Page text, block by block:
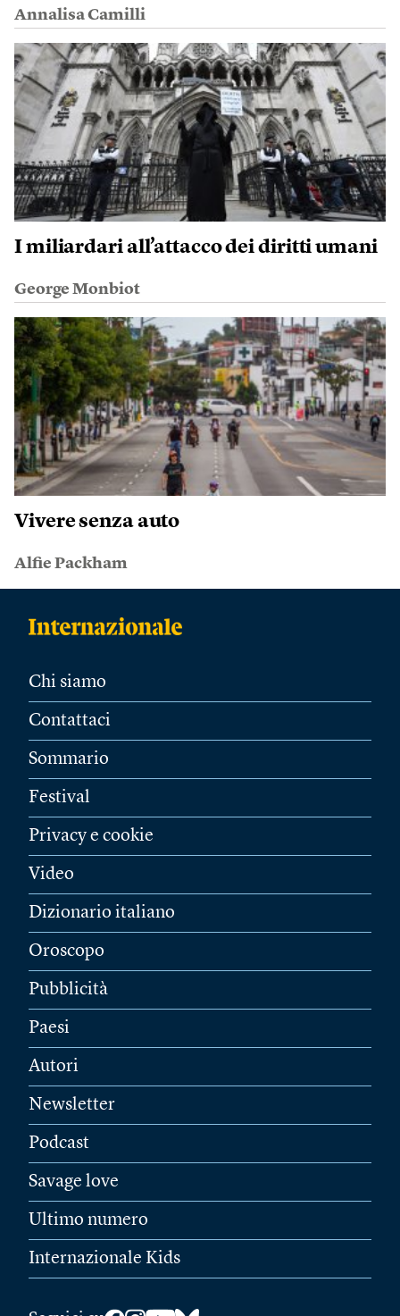
Annalisa Camilli
I miliardari all’attacco dei diritti umani
George Monbiot
Vivere senza auto
Alfie Packham
Chi siamo
Contattaci
Sommario
Festival
Privacy e cookie
Video
Dizionario italiano
Oroscopo
Pubblicità
Paesi
Autori
Newsletter
Podcast
Savage love
Ultimo numero
Internazionale Kids